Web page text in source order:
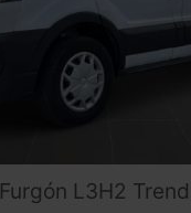
Furgón L3H2 Trend (2023) | 2.0